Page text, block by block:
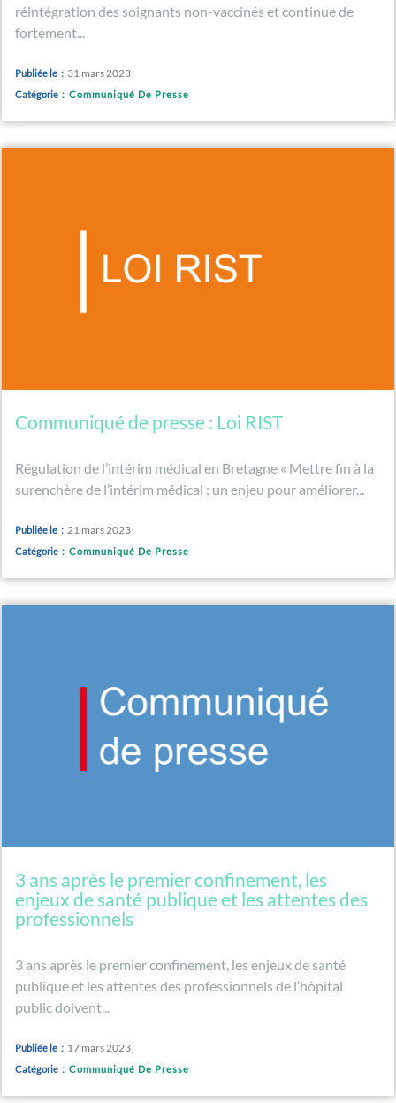
réintégration des soignants non-vaccinés et continue de
fortement...
Publiée le : 31 mars 2023
Catégorie : Communiqué De Presse
Communiqué de presse : Loi RIST
Régulation de l’intérim médical en Bretagne « Mettre fin à la
surenchère de l’intérim médical : un enjeu pour améliorer...
Publiée le : 21 mars 2023
Catégorie : Communiqué De Presse
3 ans après le premier confinement, les
enjeux de santé publique et les attentes des
professionnels
3 ans après le premier confinement, les enjeux de santé
publique et les attentes des professionnels de l’hôpital
public doivent...
Publiée le : 17 mars 2023
Catégorie : Communiqué De Presse